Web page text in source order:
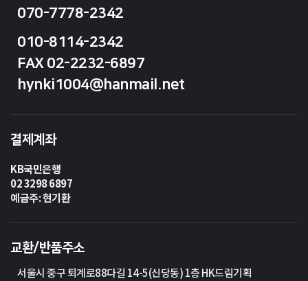
070-7778-2342
010-8114-2342
FAX 02-2232-6897
hynki1004@hanmail.net
결제계좌
KB국민은행
02 3298 6897
예금주: 현기환
교환/반품주소
서울시 중구 퇴계로88다길 14-5(신당동) 1층 HK드림기획